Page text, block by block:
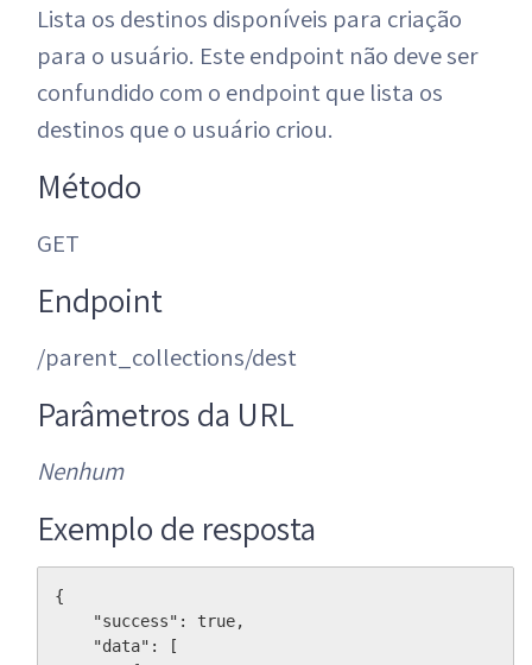
Lista os destinos disponíveis para criação
para o usuário. Este endpoint não deve ser
confundido com o endpoint que lista os
destinos que o usuário criou.
Método
GET
Endpoint
/parent_collections/dest
Parâmetros da URL
Nenhum
Exemplo de resposta
{